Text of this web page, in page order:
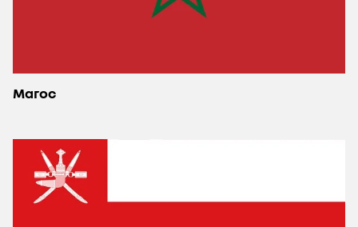
Maroc